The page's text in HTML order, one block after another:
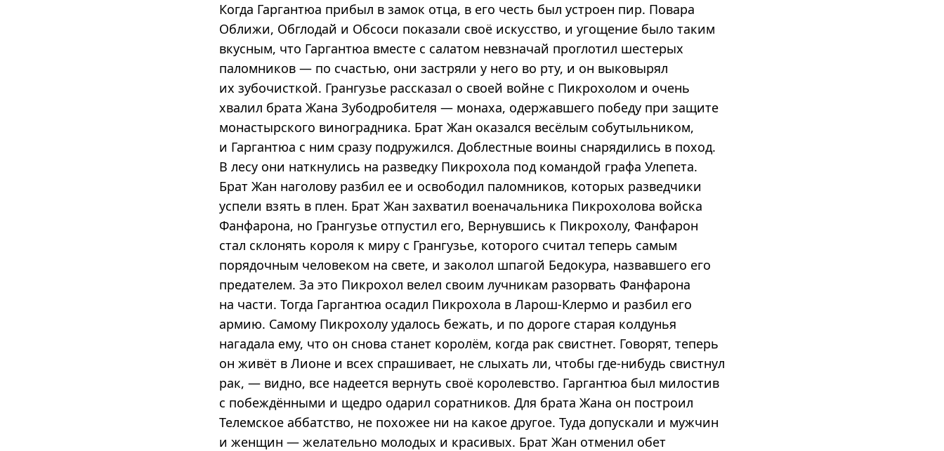
Когда Гаргантюа прибыл в замок отца, в его честь был устроен пир. Повара
Оближи, Обглодай и Обсоси показали своё искусство, и угощение было таким
вкусным, что Гаргантюа вместе с салатом невзначай проглотил шестерых
паломников — по счастью, они застряли у него во рту, и он выковырял
их зубочисткой. Грангузье рассказал о своей войне с Пикрохолом и очень
хвалил брата Жана Зубодробителя — монаха, одержавшего победу при защите
монастырского виноградника. Брат Жан оказался весёлым собутыльником,
и Гаргантюа с ним сразу подружился. Доблестные воины снарядились в поход.
В лесу они наткнулись на разведку Пикрохола под командой графа Улепета.
Брат Жан наголову разбил ее и освободил паломников, которых разведчики
успели взять в плен. Брат Жан захватил военачальника Пикрохолова войска
Фанфарона, но Грангузье отпустил его, Вернувшись к Пикрохолу, Фанфарон
стал склонять короля к миру с Грангузье, которого считал теперь самым
порядочным человеком на свете, и заколол шпагой Бедокура, назвавшего его
предателем. За это Пикрохол велел своим лучникам разорвать Фанфарона
на части. Тогда Гаргантюа осадил Пикрохола в Ларош-Клермо и разбил его
армию. Самому Пикрохолу удалось бежать, и по дороге старая колдунья
нагадала ему, что он снова станет королём, когда рак свистнет. Говорят, теперь
он живёт в Лионе и всех спрашивает, не слыхать ли, чтобы где-нибудь свистнул
рак, — видно, все надеется вернуть своё королевство. Гаргантюа был милостив
с побеждёнными и щедро одарил соратников. Для брата Жана он построил
Телемское аббатство, не похожее ни на какое другое. Туда допускали и мужчин
и женщин — желательно молодых и красивых. Брат Жан отменил обет